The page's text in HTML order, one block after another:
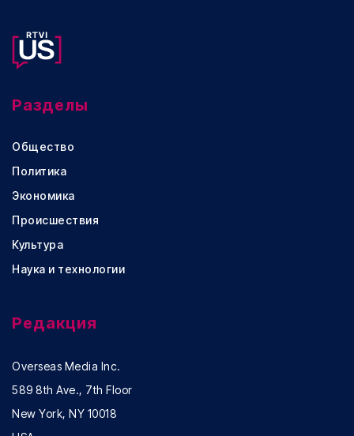
Разделы
Общество
Политика
Экономика
Происшествия
Культура
Наука и технологии
Редакция
Overseas Media Inc.
589 8th Ave., 7th Floor
New York, NY 10018